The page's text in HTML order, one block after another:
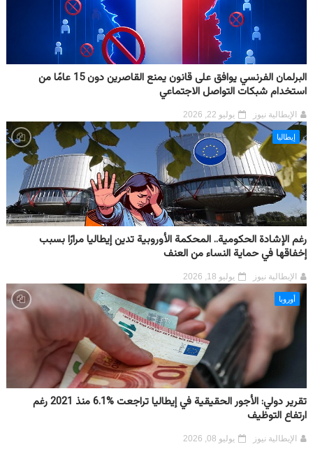
البرلمان الفرنسي يوافق على قانون يمنع القاصرين دون 15 عامًا من
استخدام شبكات التواصل الاجتماعي
الإيطالية نيوز يوليو 22, 2026
إيطاليا
رغم الإشادة الحكومية.. المحكمة الأوروبية تدين إيطاليا مرارًا بسبب
إخفاقها في حماية النساء من العنف
الإيطالية نيوز يوليو 18, 2026
أوروبا
تقرير دولي: الأجور الحقيقية في إيطاليا تراجعت %6.1 منذ 2021 رغم
ارتفاع التوظيف
الإيطالية نيوز يوليو 08, 2026